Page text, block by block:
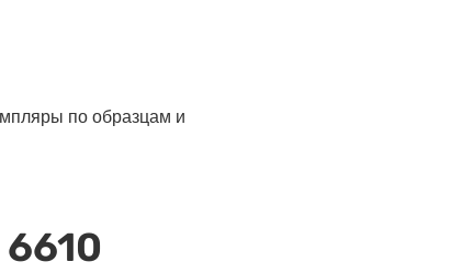
по образцам и